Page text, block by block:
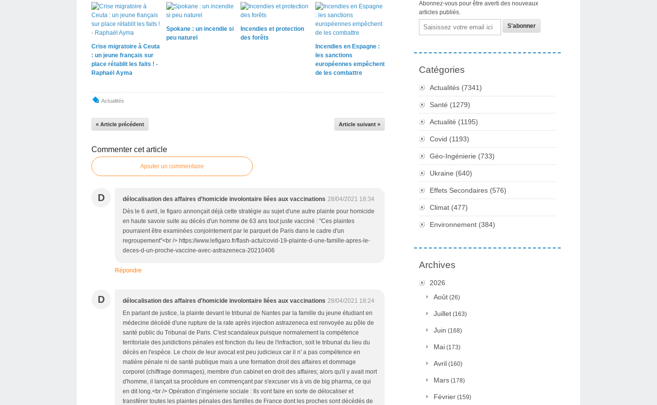
Crise migratoire à Ceuta
: un jeune français sur
place rétablit les faits ! -
Raphaël Ayma
Spokane : un incendie si
peu naturel
Incendies et protection
des forêts
Incendies en Espagne :
les sanctions
européennes empêchent
de les combattre
Actualités
« Article précédent Article suivant »
Commenter cet article
Ajouter un commentaire
D délocalisation des affaires d'homicide involontaire liées aux vaccinations 28/04/2021 18:34
Dès le 6 avril, le figaro annonçait déjà cette stratégie au sujet d'une autre plainte pour homicide
en haute savoie suite au décès d'un homme de 63 ans tout juste vacciné : "Ces plaintes
pourraient être examinées conjointement par le parquet de Paris dans le cadre d'un
regroupement"<br /> https://www.lefigaro.fr/flash-actu/covid-19-plainte-d-une-famille-apres-le-
deces-d-un-proche-vaccine-avec-astrazeneca-20210406
Répondre
D délocalisation des affaires d'homicide involontaire liées aux vaccinations 28/04/2021 18:24
En parlant de justice, la plainte devant le tribunal de Nantes par la famille du jeune étudiant en
médecine décédé d'une rupture de la rate après injection astrazeneca est renvoyée au pôle de
santé public du Tribunal de Paris. C'est scandaleux puisque normalement la compétence
territoriale des juridictions pénales est fonction du lieu de l'infraction, soit le tribunal du lieu du
décès en l'espèce. Le choix de leur avocat est peu judicieux car il n' a pas compétence en
matière pénale ni de santé publique mais a une formation droit des affaires et dommage
corporel (chiffrage dommages), membre d'un cabinet en droit des affaires; alors qu'il y avait mort
d'homme, il lançait sa procédure en commençant par s'excuser vis à vis de big pharma, ce qui
en dit long.<br /> Opération d’ingénierie sociale : Ils vont faire en sorte de délocaliser et
transférer toutes les plaintes pénales des familles de France dont les proches sont décédés de
Abonnez-vous pour être averti des nouveaux
articles publiés.
Email
Catégories
Actualités (7341)
Santé (1279)
Actualité (1195)
Covid (1193)
Géo-Ingénierie (733)
Ukraine (640)
Effets Secondaires (576)
Climat (477)
Environnement (384)
Archives
2026
Août (26)
Juillet (163)
Juin (168)
Mai (173)
Avril (160)
Mars (178)
Février (159)